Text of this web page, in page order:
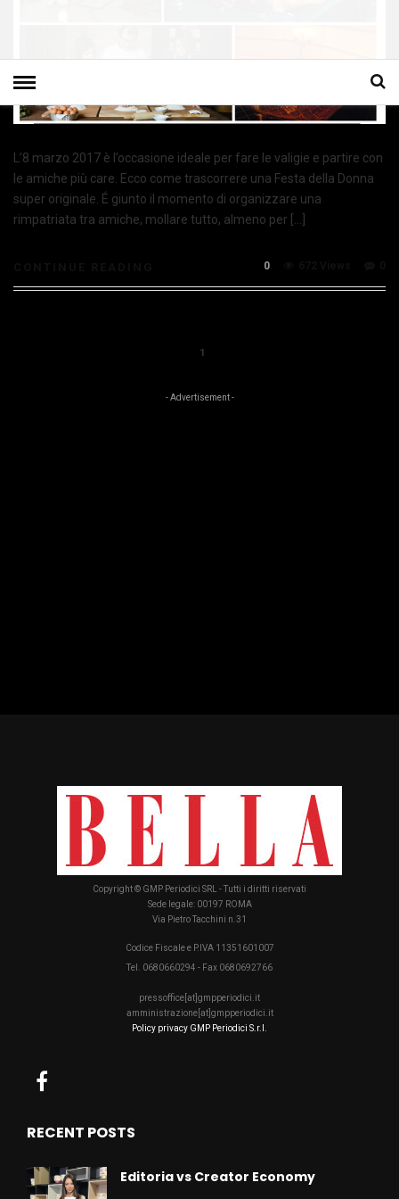
L’8 marzo 2017 è l’occasione ideale per fare le valigie e partire con
le amiche più care. Ecco come trascorrere una Festa della Donna
super originale. É giunto il momento di organizzare una
rimpatriata tra amiche, mollare tutto, almeno per […]
0
1
- Advertisement -
Copyright © GMP Periodici SRL - Tutti i diritti riservati
Sede legale: 00197 ROMA
Via Pietro Tacchini n.31
Codice Fiscale e P.IVA 11351601007
Tel. 0680660294 - Fax 0680692766
pressoffice[at]gmpperiodici.it
amministrazione[at]gmpperiodici.it
Policy privacy GMP Periodici S.r.l.
RECENT POSTS
Editoria vs Creator Economy